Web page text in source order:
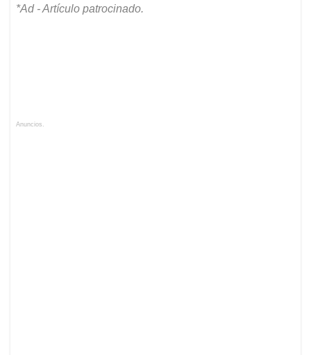
*Ad - Artículo patrocinado.
Anuncios.